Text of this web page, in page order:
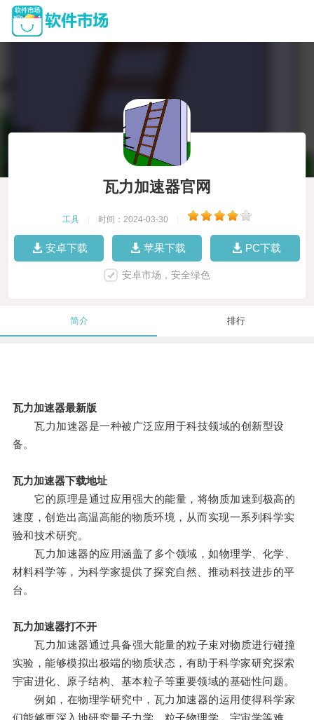
瓦力加速器官网
工具 时间：2024-03-30
安卓下载 苹果下载 PC下载
安卓市场，安全绿色
简介 排行
瓦力加速器最新版
瓦力加速器是一种被广泛应用于科技领域的创新型设
备。
瓦力加速器下载地址
它的原理是通过应用强大的能量，将物质加速到极高的
速度，创造出高温高能的物质环境，从而实现一系列科学实
验和技术研究。
瓦力加速器的应用涵盖了多个领域，如物理学、化学、
材料科学等，为科学家提供了探究自然、推动科技进步的平
台。
瓦力加速器打不开
瓦力加速器通过具备强大能量的粒子束对物质进行碰撞
实验，能够模拟出极端的物质状态，有助于科学家研究探索
宇宙进化、原子结构、基本粒子等重要领域的基础性问题。
例如，在物理学研究中，瓦力加速器的运用使得科学家